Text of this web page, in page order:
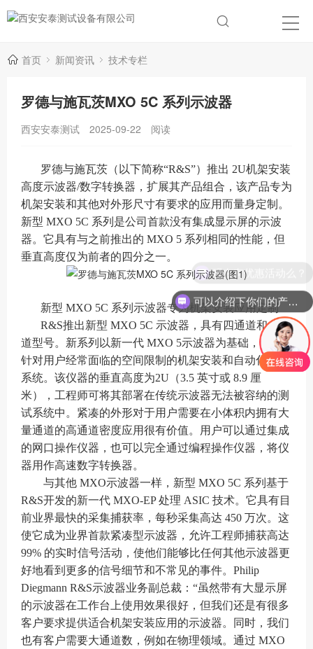
首页 新闻资讯 技术专栏
罗德与施瓦茨MXO 5C 系列示波器
西安安泰测试 2025-09-22 阅读
罗德与施瓦茨（以下简称“R&S”）推出 2U机架安装
高度示波器/数字转换器，扩展其产品组合，该产品专为
机架安装和其他对外形尺寸有要求的应用而量身定制。
新型 MXO 5C 系列是公司首款没有集成显示屏的示波
器。它具有与之前推出的 MXO 5 系列相同的性能，但
垂直高度仅为前者的四分之一。
新型 MXO 5C 系列示波器专为机架安装应用定制
R&S推出新型 MXO 5C 示波器，具有四通道和八通
道型号。新系列以新一代 MXO 5示波器为基础，专门
针对用户经常面临的空间限制的机架安装和自动化测试
系统。该仪器的垂直高度为2U（3.5 英寸或 8.9 厘
米），工程师可将其部署在传统示波器无法被容纳的测
试系统中。紧凑的外形对于用户需要在小体积内拥有大
量通道的高通道密度应用很有价值。用户可以通过集成
的网口操作仪器，也可以完全通过编程操作仪器，将仪
器用作高速数字转换器。
与其他 MXO示波器一样，新型 MXO 5C 系列基于
R&S开发的新一代 MXO-EP 处理 ASIC 技术。它具有目
前业界最快的采集捕获率，每秒采集高达 450 万次。这
使它成为业界首款紧凑型示波器，允许工程师捕获高达
99% 的实时信号活动，使他们能够比任何其他示波器更
好地看到更多的信号细节和不常见的事件。Philip
Diegmann R&S示波器业务副总裁：“虽然带有大显示屏
的示波器在工作台上使用效果很好，但我们还是有很多
客户要求提供适合机架安装应用的示波器。同时，我们
也有客户需要大通道数，例如在物理领域。通过 MXO
可以介绍下你们的产品么？
现在有优惠活动么？